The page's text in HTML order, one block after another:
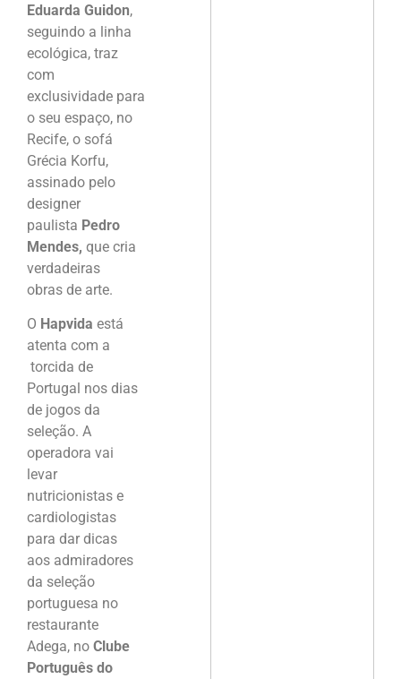
Eduarda Guidon,
seguindo a linha
ecológica, traz
com
exclusividade para
o seu espaço, no
Recife, o sofá
Grécia Korfu,
assinado pelo
designer
paulista Pedro
Mendes, que cria
verdadeiras
obras de arte.
O Hapvida está
atenta com a
torcida de
Portugal nos dias
de jogos da
seleção. A
operadora vai
levar
nutricionistas e
cardiologistas
para dar dicas
aos admiradores
da seleção
portuguesa no
restaurante
Adega, no Clube
Português do